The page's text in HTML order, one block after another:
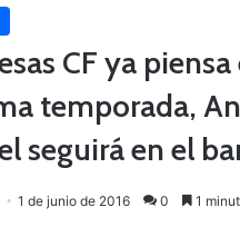
CF ya
temporada,
seguirá en el
1 de junio de 2016 0 1